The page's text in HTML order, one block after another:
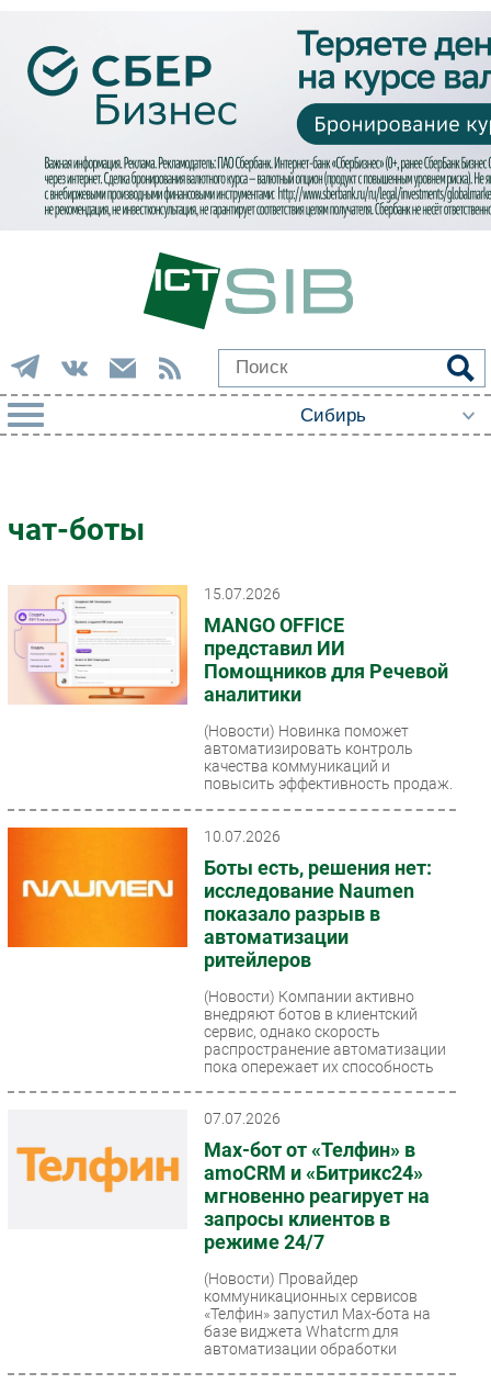
Импорто­замещение
Интернет
Мобильная связь
Фиксированная связь
Интеграция
Рынок ПК
ПО
Кадры
Финансы
РАЗДЕЛЫ
чат-боты
15.07.2026
MANGO OFFICE
представил ИИ
Помощников для Речевой
аналитики
(Новости) Новинка поможет
автоматизировать контроль
качества коммуникаций и
повысить эффективность продаж.
10.07.2026
Боты есть, решения нет:
исследование Naumen
показало разрыв в
автоматизации
ритейлеров
(Новости) Компании активно
внедряют ботов в клиентский
сервис, однако скорость
распространение автоматизации
пока опережает их способность
07.07.2026
Max-бот от «Телфин» в
amoCRM и «Битрикс24»
мгновенно реагирует на
запросы клиентов в
режиме 24/7
(Новости) Провайдер
коммуникационных сервисов
«Телфин» запустил Max-бота на
базе виджета Whatcrm для
автоматизации обработки